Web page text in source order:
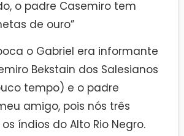
o padre Casemiro tem
de ouro”
o Gabriel era informante
Bekstain dos Salesianos
tempo) e o padre
amigo, pois nós três
índios do Alto Rio Negro.